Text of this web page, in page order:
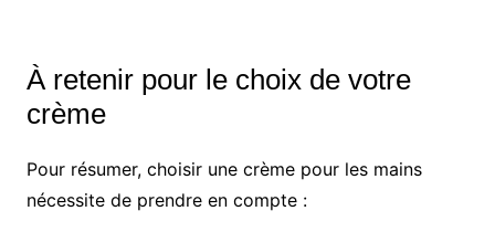
À retenir pour le choix de votre
crème
Pour résumer, choisir une crème pour les mains
nécessite de prendre en compte :